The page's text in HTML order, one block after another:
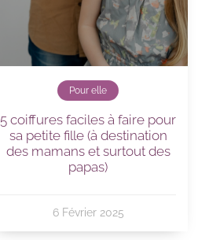
Pour elle
5 coiffures faciles à faire pour
sa petite fille (à destination
des mamans et surtout des
papas)
6 Février 2025